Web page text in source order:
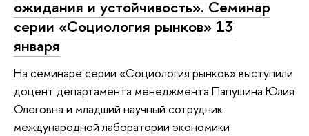
ожидания и устойчивость». Семинар
серии «Социология рынков» 13
января
На семинаре серии «Социология рынков» выступили
доцент департамента менеджмента Папушина Юлия
Олеговна и младший научный сотрудник
международной лаборатории экономики